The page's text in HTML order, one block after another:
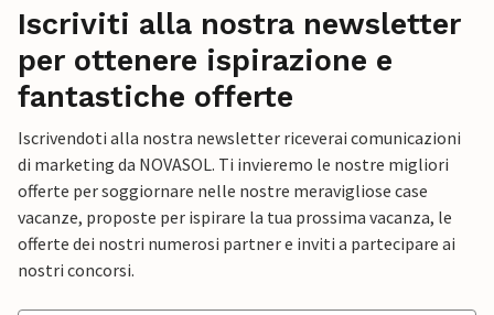
Iscriviti alla nostra newsletter
per ottenere ispirazione e
fantastiche offerte
Iscrivendoti alla nostra newsletter riceverai comunicazioni
di marketing da NOVASOL. Ti invieremo le nostre migliori
offerte per soggiornare nelle nostre meravigliose case
vacanze, proposte per ispirare la tua prossima vacanza, le
offerte dei nostri numerosi partner e inviti a partecipare ai
nostri concorsi.